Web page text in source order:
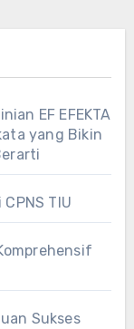
EF EFEKTA
yang Bikin
TIU
Sukses